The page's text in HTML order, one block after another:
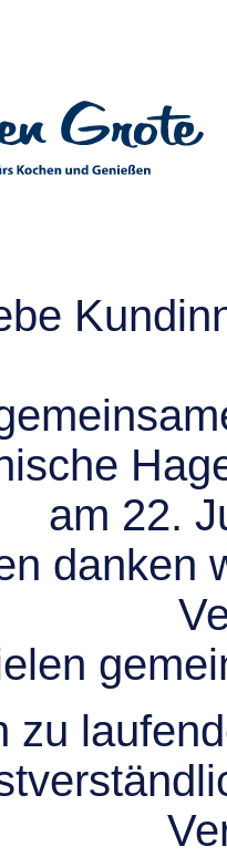
am 22.
danken
zu